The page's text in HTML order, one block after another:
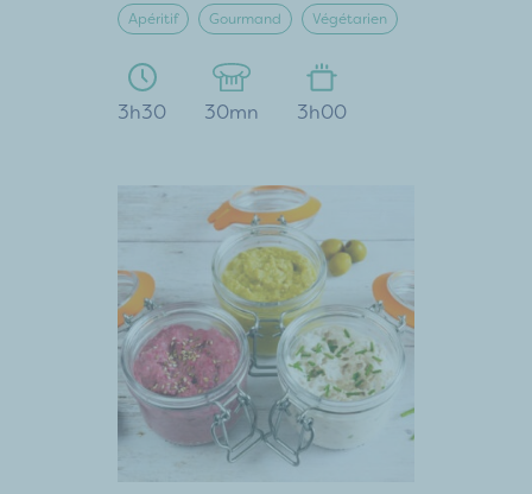
Apéritif Gourmand Végétarien
3h30 30mn 3h00